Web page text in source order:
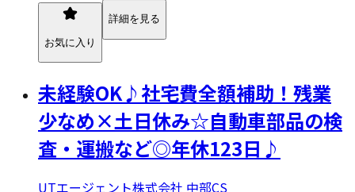
お気に入り
詳細を見る
未経験OK♪社宅費全額補助！残業
少なめ×土日休み☆自動車部品の検
査・運搬など◎年休123日♪
UTエージェント株式会社 中部CS